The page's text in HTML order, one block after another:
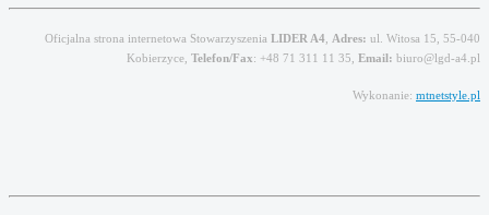
Oficjalna strona internetowa Stowarzyszenia LIDER A4 Adres: ul. Witosa 15, 55-040
Kobierzyce, Telefon/Fax: +48 71 311 11 35, Email: biuro@lgd-a4.pl
Wykonanie: mtnetstyle.pl